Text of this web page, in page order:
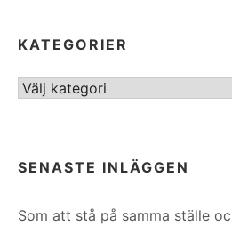
KATEGORIER
Kategorier
SENASTE INLÄGGEN
Som att stå på samma ställe